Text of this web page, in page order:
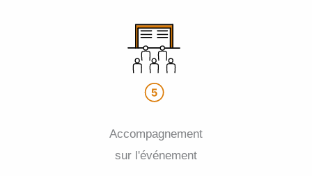
Accompagnement
sur l'événement